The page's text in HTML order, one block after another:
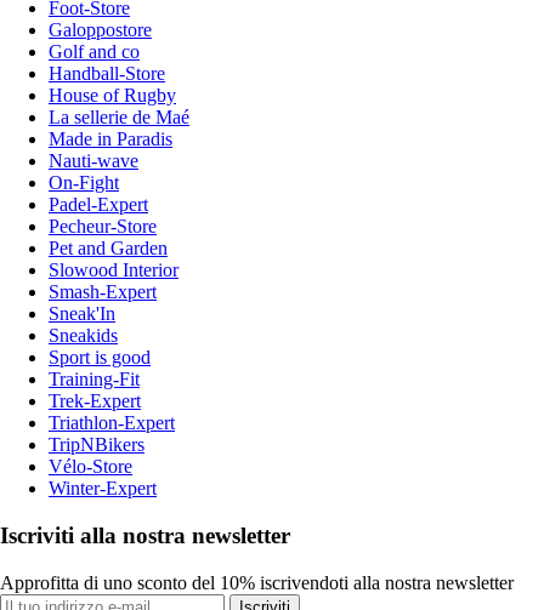
Foot-Store
Galoppostore
Golf and co
Handball-Store
House of Rugby
La sellerie de Maé
Made in Paradis
Nauti-wave
On-Fight
Padel-Expert
Pecheur-Store
Pet and Garden
Slowood Interior
Smash-Expert
Sneak'In
Sneakids
Sport is good
Training-Fit
Trek-Expert
Triathlon-Expert
TripNBikers
Vélo-Store
Winter-Expert
Iscriviti alla nostra newsletter
Approfitta di uno sconto del 10% iscrivendoti alla nostra newsletter